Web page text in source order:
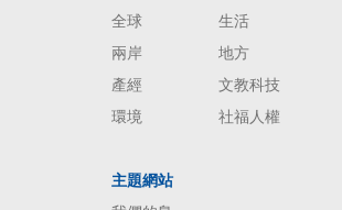
全球
生活
兩岸
地方
產經
文教科技
環境
社福人權
主題網站